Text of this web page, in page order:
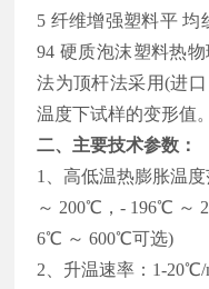
5 纤维增强塑料平 均
94 硬质泡沫塑料热
法为顶杆法采用(进
温度下试样的变形值。
二、主要技术参数：
1、高低温热膨胀温
～ 200℃，- 196℃ ～
6℃ ～600℃可选)
2、升温速率：1-20℃/